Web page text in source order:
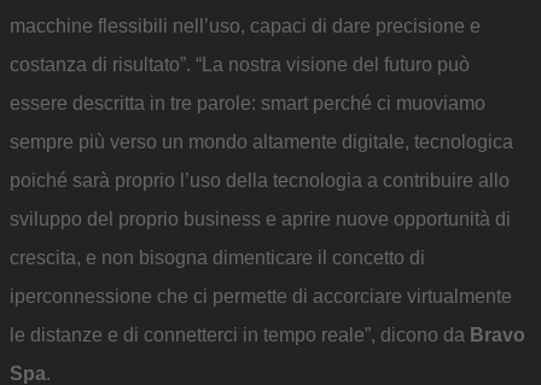
macchine flessibili nell’uso, capaci di dare precisione e
costanza di risultato”. “La nostra visione del futuro può
essere descritta in tre parole: smart perché ci muoviamo
sempre più verso un mondo altamente digitale, tecnologica
poiché sarà proprio l’uso della tecnologia a contribuire allo
sviluppo del proprio business e aprire nuove opportunità di
crescita, e non bisogna dimenticare il concetto di
iperconnessione che ci permette di accorciare virtualmente
le distanze e di connetterci in tempo reale”, dicono da Bravo
Spa.